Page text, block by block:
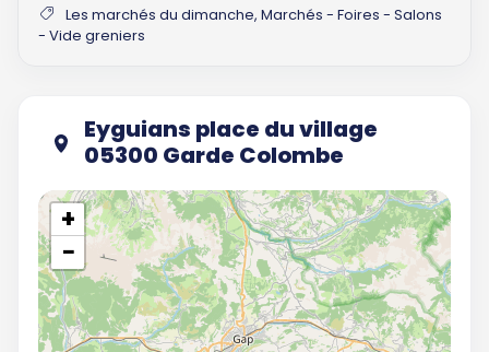
Les marchés du dimanche, Marchés - Foires - Salons
- Vide greniers
Eyguians place du village
05300 Garde Colombe
+
−